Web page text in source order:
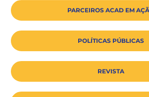
PARCEIROS ACAD EM
POLÍTICAS PÚBLICAS
REVISTA